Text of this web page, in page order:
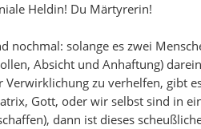
Heldin! Du Märtyrerin!
nochmal: solange es zwei
Absicht und Anhaftung)
Verwirklichung zu verhelfen, gibt
Gott, oder wir selbst sind in
dann ist dieses